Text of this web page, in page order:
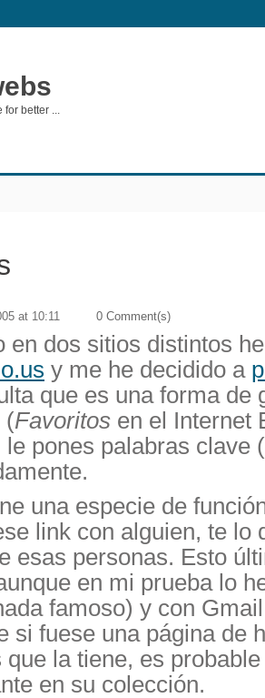
for better ...
at 10:11 0 Comment(s)
en dos sitios distintos
y me he decidido a
que es una forma de
(Favoritos en el Internet
le pones palabras clave
una especie de
link con alguien, te lo
esas personas. Esto
en mi prueba lo
famoso) y con
si fuese una página de
que la tiene, es
en su colección.